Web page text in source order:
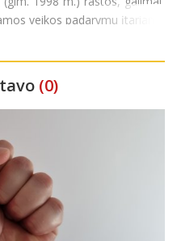
veikos padarymu įtariama
tyrimas pagal LR BK 259
(0)